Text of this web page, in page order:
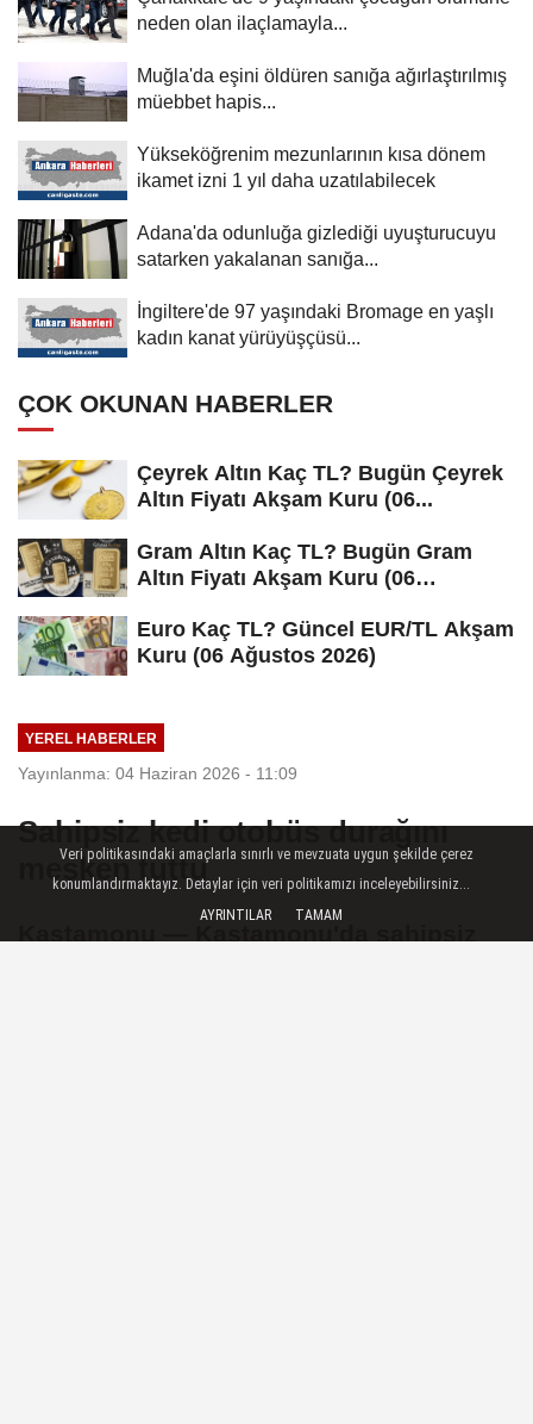
neden olan ilaçlamayla...
Muğla'da eşini öldüren sanığa ağırlaştırılmış
müebbet hapis...
Yükseköğrenim mezunlarının kısa dönem
ikamet izni 1 yıl daha uzatılabilecek
Adana'da odunluğa gizlediği uyuşturucuyu
satarken yakalanan sanığa...
İngiltere'de 97 yaşındaki Bromage en yaşlı
kadın kanat yürüyüşçüsü...
ÇOK OKUNAN HABERLER
Çeyrek Altın Kaç TL? Bugün Çeyrek
Altın Fiyatı Akşam Kuru (06...
Gram Altın Kaç TL? Bugün Gram
Altın Fiyatı Akşam Kuru (06
Euro Kaç TL? Güncel EUR/TL Akşam
Kuru (06 Ağustos 2026)
YEREL HABERLER
Yayınlanma: 04 Haziran 2026 - 11:09
Sahipsiz kedi otobüs durağını
mesken tuttu
Veri politikasındaki amaçlarla sınırlı ve mevzuata uygun şekilde çerez
konumlandırmaktayız. Detaylar için veri politikamızı inceleyebilirsiniz...
AYRINTILAR
TAMAM